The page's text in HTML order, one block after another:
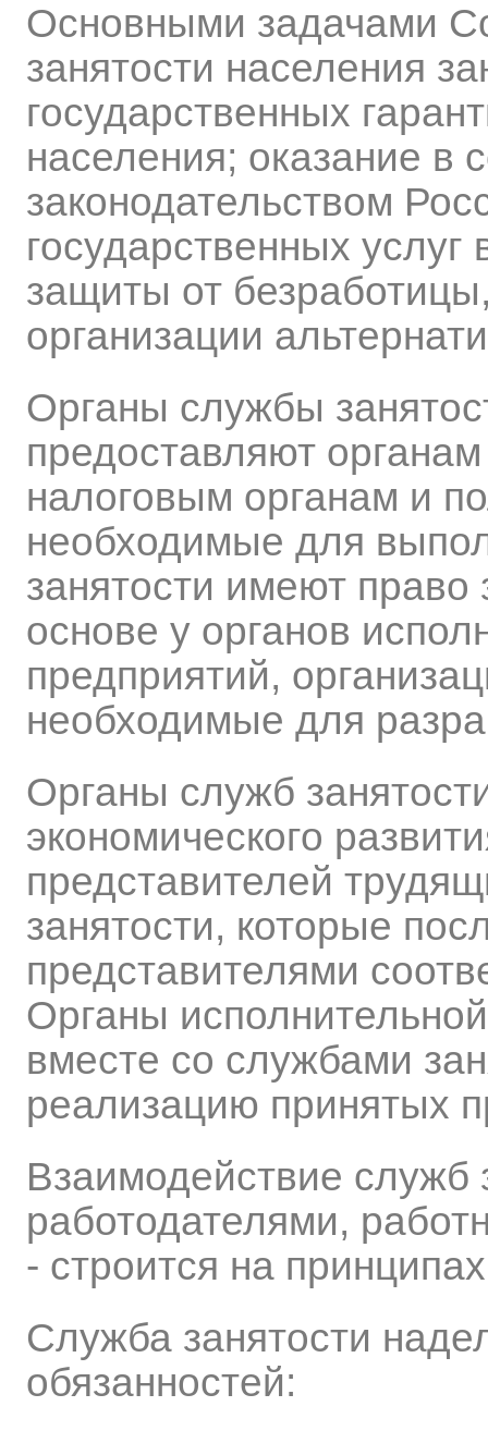
Основными задачами
занятости населения
государственных
населения; оказание в
законодательством
государственных
защиты от
организации
Органы службы
предоставляют
налоговым органам и
необходимые для
занятости имеют
основе у органов
предприятий,
необходимые для
Органы служб
экономического
представителей
занятости, которые
представителями
Органы
вместе со службами
реализацию принятых
Взаимодействие служб
работодателями,
- строится на
Служба занятости
обязанностей: